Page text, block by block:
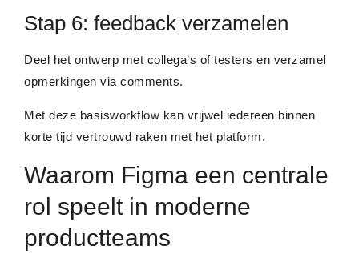
Stap 6: feedback verzamelen
Deel het ontwerp met collega’s of testers en verzamel
opmerkingen via comments.
Met deze basisworkflow kan vrijwel iedereen binnen
korte tijd vertrouwd raken met het platform.
Waarom Figma een centrale
rol speelt in moderne
productteams